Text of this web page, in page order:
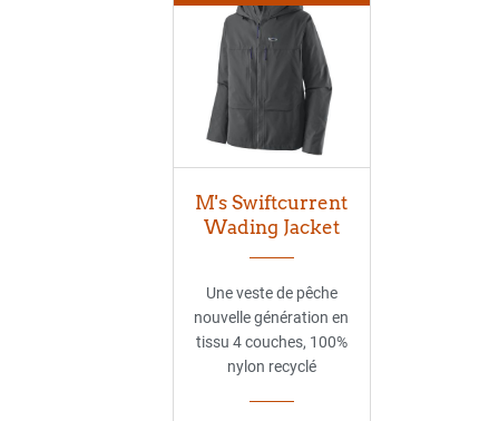
M's Swiftcurrent
Wading Jacket
Une veste de pêche
nouvelle génération en
tissu 4 couches, 100%
nylon recyclé